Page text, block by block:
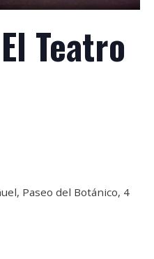
Teatro
Paseo del Botánico, 4